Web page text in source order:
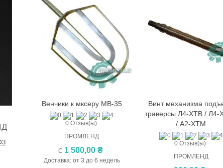
Быстрый просмотр
Венчики к мксеру МВ-35
0 Отзыв(ы)
ПРОМЛЕНД
С 1 500,00 ₴
Доставка: от 3 до 6 недель
В корзину
Винт механизма
траверсы Л4-ХТВ / Л4-
/ А2-ХТМ
0 Отзыв(ы)
ПРОМЛЕНД